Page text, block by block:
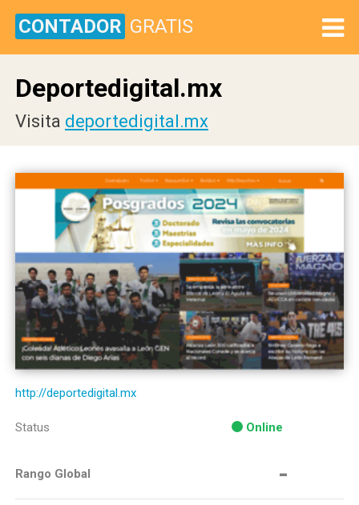
CONTADOR GRATIS
Deportedigital.mx
Visita deportedigital.mx
http://deportedigital.mx
Status Online
Rango Global -